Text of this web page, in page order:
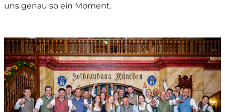
uns genau so ein Moment.